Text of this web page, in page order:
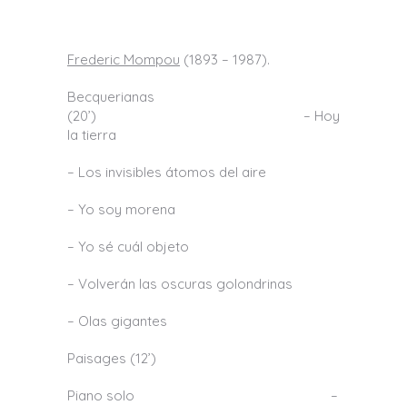
Frederic Mompou (1893 – 1987).
Becquerianas
(20’) – Hoy
la tierra
– Los invisibles átomos del aire
– Yo soy morena
– Yo sé cuál objeto
– Volverán las oscuras golondrinas
– Olas gigantes
Paisages (12’)
Piano solo –